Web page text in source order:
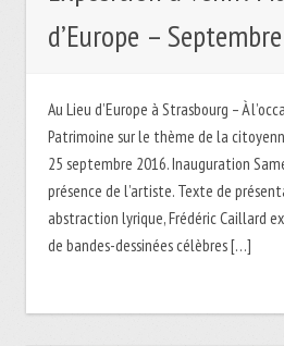
d’Europe –
Au Lieu d’Europe à Strasbourg – À
Patrimoine sur le thème de la
25 septembre 2016. Inauguration
présence de l’artiste. Texte de
abstraction lyrique, Frédéric Caillard
de bandes-dessinées célèbres […]